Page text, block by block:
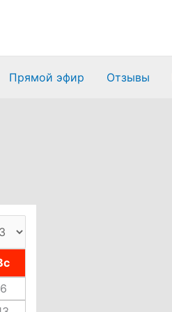
Прямой эфир Отзывы
6